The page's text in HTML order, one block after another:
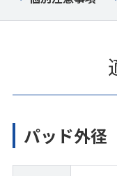
パッド外径